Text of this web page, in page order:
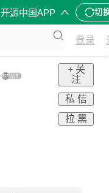
开源中国APP 切
登录
+ 关
注
私 信
拉 黑